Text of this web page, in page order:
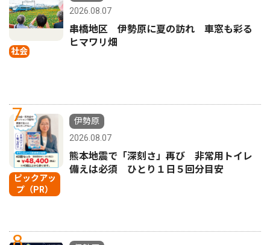
社会
2026.08.07
串橋地区 伊勢原に夏の訪れ 車窓も彩る
ヒマワリ畑
7
ピックアッ
プ（PR）
伊勢原
2026.08.07
熊本地震で「深刻さ」再び 非常用トイレ
備えは必須 ひとり１日５回分目安